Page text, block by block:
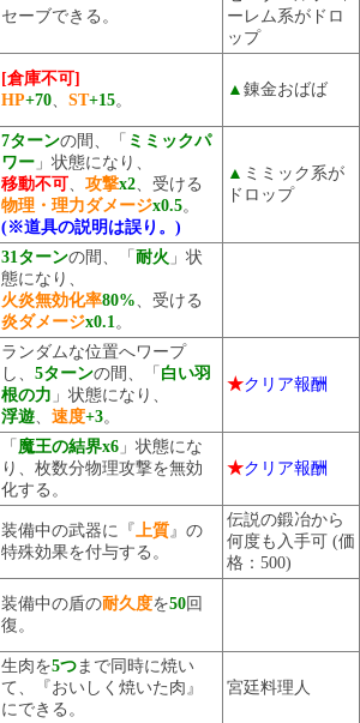
セーブできる。
ーレム系がドロ
ップ
[倉庫不可]
HP+70 ST+15。
▲ 錬金おばば
7ターンの間、「 ミミックパ
ワー 」状態になり、
移動不可
攻撃x2 、受ける
物理・理力ダメージx0.5。
(※道具の説明は誤り。)
▲ ミミック系が
ドロップ
31ターンの間、「耐火 」状
態になり、
火炎無効化率80% 、受ける
炎ダメージx0.1 。
ランダムな位置へワープ
し、 5ターンの間、「 白い羽
根の力 」状態になり、
浮遊
速度+3。
★クリア報酬
「 魔王の結界x6 」状態にな
り、枚数分物理攻撃を無効
化する。
★クリア報酬
装備中の武器に『 上質 』の
特殊効果を付与する。
伝説の鍛冶から
何度も入手可 (価
格：500)
装備中の盾の耐久度を50回
復。
生肉を5つ まで同時に焼い
て、『おいしく焼いた肉』
にできる。
宮廷料理人